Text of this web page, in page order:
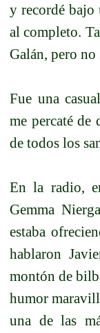
y recordé bajo
al completo.
Galán, pero no
Fue una
me percaté de
de todos los
En la radio,
Gemma
estaba
hablaron
montón de
humor
una de las